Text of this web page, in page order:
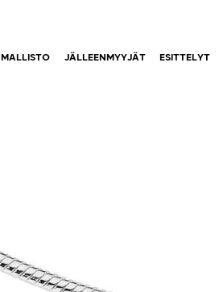
MALLISTO JÄLLEENMYYJÄT ESITTELYT